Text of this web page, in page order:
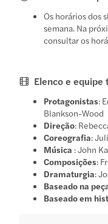
Os horários dos
semana. Na
consultar os
Elenco e equipe
Protagonistas:
Blankson-Wood
Direção:
Coreografia:
Música : John
Composições:
Dramaturgia:
Baseado na
Baseado em